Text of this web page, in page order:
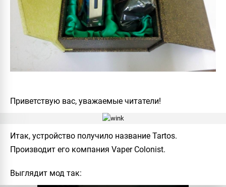
Приветствую вас, уважаемые читатели!
Итак, устройство получило название Tartos.
Производит его компания Vaper Colonist.
Выглядит мод так: